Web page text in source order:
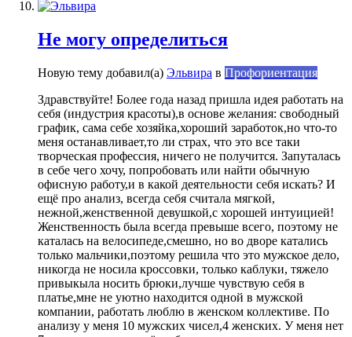
Не могу определиться
Новую тему добавил(а) Эльвира в Профориентация
Здравствуйте! Более года назад пришла идея работать на
себя (индустрия красоты),в основе желания: свободный
график, сама себе хозяйка,хороший заработок,но что-то
меня останавливает,то ли страх, что это все таки
творческая профессия, ничего не получится. Запуталась
в себе чего хочу, попробовать или найти обычную
офисную работу,и в какой деятельности себя искать? И
ещё про анализ, всегда себя считала мягкой,
нежной,женственной девушкой,с хорошей интуицией!
Женственность была всегда превыше всего, поэтому не
каталась на велосипеде,смешно, но во дворе катались
только мальчики,поэтому решила что это мужское дело,
никогда не носила кроссовки, только каблуки, тяжело
привыкыла носить брюки,лучше чувствую себя в
платье,мне не уютно находится одной в мужской
компании, работать люблю в женском коллективе. По
анализу у меня 10 мужских чисел,4 женских. У меня нет